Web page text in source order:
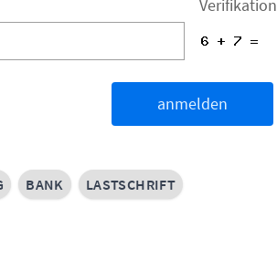
Verifikation
anmelden
BANK LASTSCHRIFT